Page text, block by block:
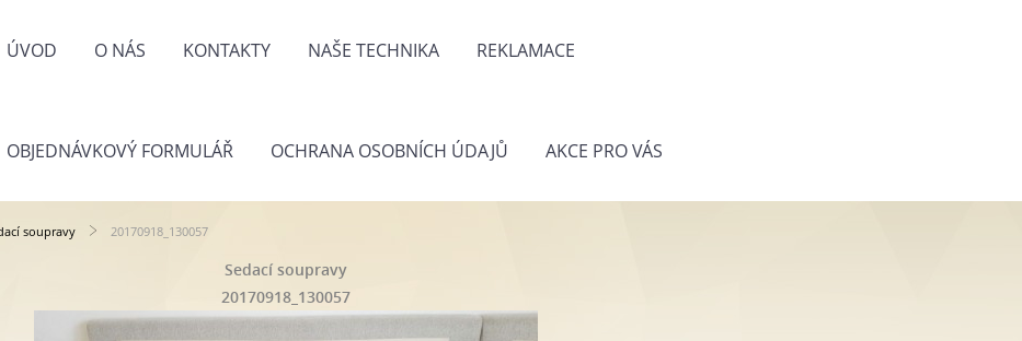
ÚVOD O NÁS KONTAKTY NAŠE TECHNIKA REKLAMACE
OBJEDNÁVKOVÝ FORMULÁŘ OCHRANA OSOBNÍCH ÚDAJŮ AKCE PRO VÁS
soupravy 20170918_130057
Sedací soupravy
20170918_130057